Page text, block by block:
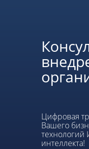
Цифровая
Вашего
технологий
интеллекта!